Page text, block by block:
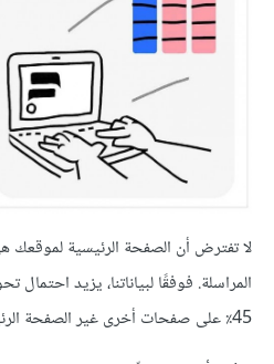
لا تفترض أن الصفحة الرئيسية لموقعك
المراسلة. فوفقًا لبياناتنا، يزيد احتمال
45٪ على صفحات أخرى غير الصفحة الرئيسية.